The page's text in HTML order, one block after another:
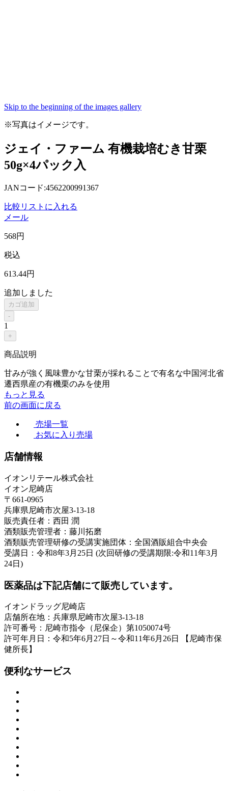
Skip to the beginning of the images gallery
※写真はイメージです。
ジェイ・ファーム 有機栽培むき甘栗
50g×4パック入
JANコード:4562200991367
比較リストに入れる
メール
568円
税込
613.44円
追加しました
カゴ追加
-
1
+
商品説明
甘みが強く風味豊かな甘栗が採れることで有名な中国河北省
遷西県産の有機栗のみを使用
もっと見る
前の画面に戻る
売場一覧
お気に入り売場
店舗情報
イオンリテール株式会社
イオン尼崎店
〒661-0965
兵庫県尼崎市次屋3-13-18
販売責任者：西田 潤
酒類販売管理者：藤川拓磨
酒類販売管理研修の受講実施団体：全国酒販組合中央会
受講日：令和8年3月25日 (次回研修の受講期限:令和11年3月
24日)
医薬品は下記店舗にて販売しています。
イオンドラッグ尼崎店
店舗所在地：兵庫県尼崎市次屋3-13-18
許可番号：尼崎市指令（尼保企）第1050074号
許可年月日：令和5年6月27日～令和11年6月26日 【尼崎市保
健所長】
便利なサービス